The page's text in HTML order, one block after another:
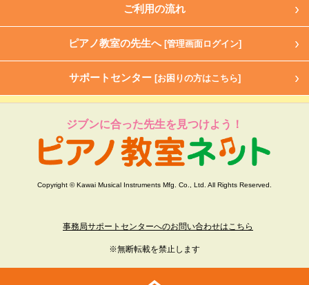
ご利用の流れ
ピアノ教室の先生へ [管理画面ログイン]
サポートセンター [お困りの方はこちら]
ジブンに合った先生を見つけよう！
Copyright © Kawai Musical Instruments Mfg. Co., Ltd. All Rights Reserved.
事務局サポートセンターへのお問い合わせはこちら
※無断転載を禁止します